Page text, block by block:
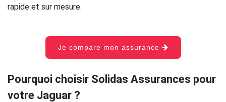
rapide et sur mesure.
Je compare mon assurance
Pourquoi choisir Solidas Assurances pour
votre Jaguar ?